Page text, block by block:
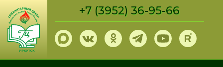
Перейти
основному
содержанию
+7 (3952) 36-95-66